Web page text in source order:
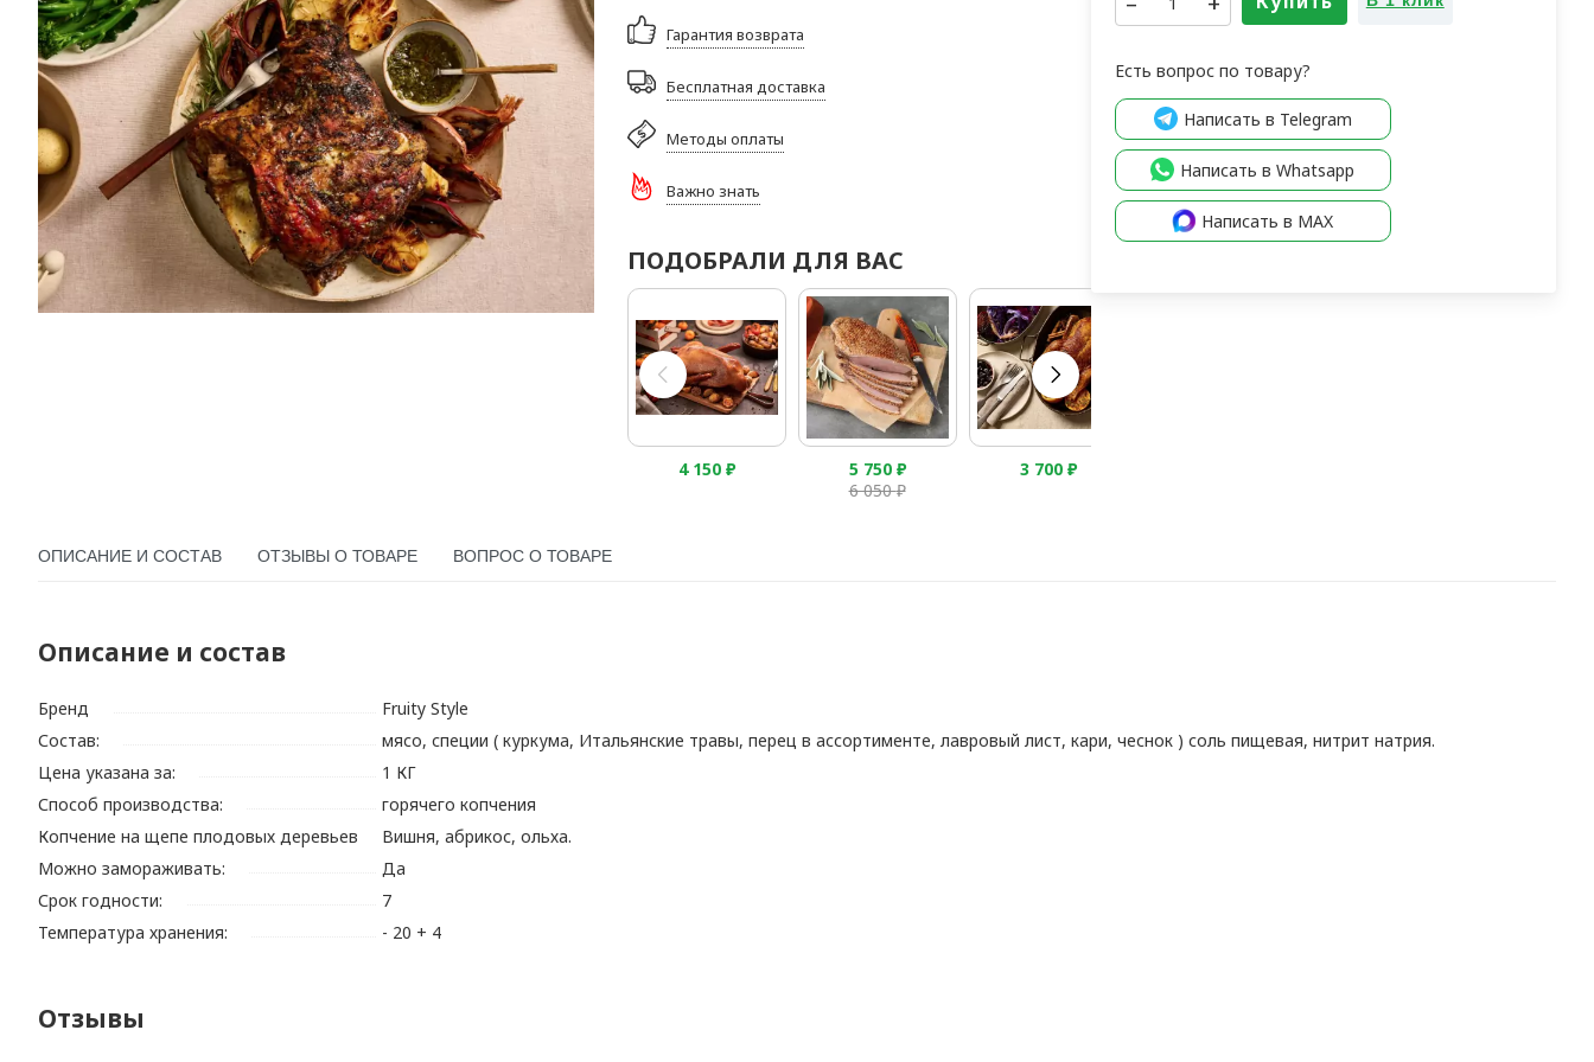
Гарантия возврата
Бесплатная доставка
Методы оплаты
Важно знать
ПОДОБРАЛИ ДЛЯ ВАС
4 150 ₽ 5 750 ₽
6 050₽
3 700 ₽
Есть вопрос по товару?
Написать в Telegram
Написать в Whatsapp
Написать в MAX
ОПИСАНИЕ И СОСТАВ ОТЗЫВЫ О ТОВАРЕ ВОПРОС О ТОВАРЕ
Описание и состав
Бренд
Fruity Style
Состав:
мясо, специи ( куркума, Итальянские травы, перец в ассортименте, лавровый лист, кари, чеснок ) соль пищевая, нитрит натрия.
Цена указана за:
1 КГ
Способ производства:
горячего копчения
Копчение на щепе плодовых деревьев
Вишня, абрикос, ольха.
Можно замораживать:
Да
Срок годности:
7
Температура хранения:
- 20 + 4
Отзывы